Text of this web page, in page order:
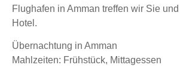
Flughafen in Amman treffen wir Sie
Hotel.
Übernachtung in Amman
Mahlzeiten: Frühstück, Mittagessen